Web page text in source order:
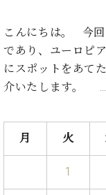
ト /
C.
ヒ
シ
ノ
技
ン
ド
ピ
る
こ
ヒ
タ
イ
ン
内
各
店
し
た
い！
び
い！
録
音
ベ
ュ
イ
ン・
サ
こんにちは。 今回
であり、ユーロピ
にスポットをあて
介いたします。 …
月 火
1